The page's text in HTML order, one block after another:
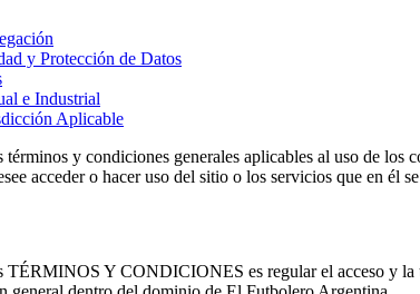
y Protección de Datos
e Industrial
Aplicable
términos y condiciones generales aplicables al uso de
acceder o hacer uso del sitio o los servicios que en él
TÉRMINOS Y CONDICIONES es regular el acceso y